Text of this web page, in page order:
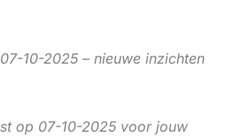
10-2025 – nieuwe inzichten
op 07-10-2025 voor jouw